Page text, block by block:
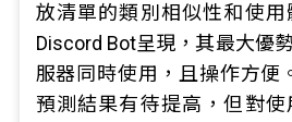
放清單的類別相似性和使用
Discord Bot呈現，其最大優
服器同時使用，且操作方便
預測結果有待提高，但對使